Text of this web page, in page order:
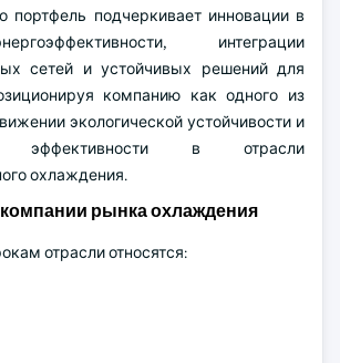
портфель подчеркивает инновации в
интеграции
сетей и устойчивых решений для
компанию как одного из
экологической устойчивости и
эффективности в отрасли
охлаждения.
рынка охлаждения
отрасли относятся: